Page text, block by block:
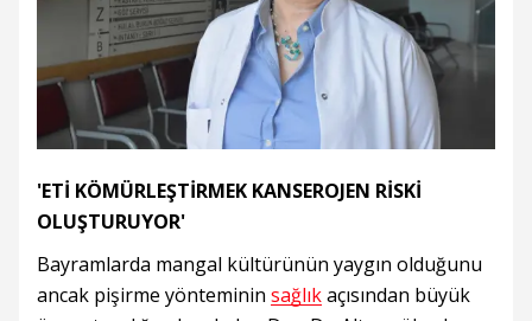
'ETİ KÖMÜRLEŞTİRMEK KANSEROJEN RİSKİ
OLUŞTURUYOR'
Bayramlarda mangal kültürünün yaygın olduğunu
ancak pişirme yönteminin sağlıkaçısından büyük